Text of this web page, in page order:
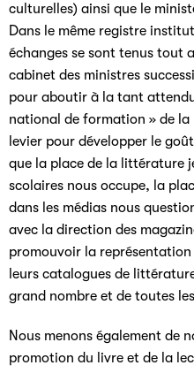
culturelles) ainsi que le
Dans le même registre
échanges se sont tenus tout
cabinet des ministres
pour aboutir à la tant
national de formation » de
levier pour développer le
que la place de la littérature
scolaires nous occupe, la
dans les médias nous
avec la direction des
promouvoir la représentation
leurs catalogues de
grand nombre et de toutes
Nous menons également de
promotion du livre et de la